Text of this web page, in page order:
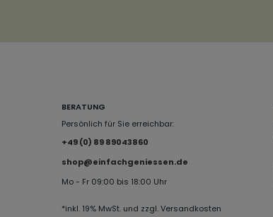
BERATUNG
Persönlich für Sie erreichbar:
+49 (0) 89 89043860
shop@einfachgeniessen.de
Mo - Fr 09:00 bis 18:00 Uhr
*inkl. 19% MwSt. und zzgl. Versandkosten